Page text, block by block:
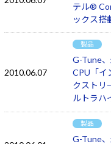
テル®
ックス搭
2010.06.07
製品
G-Tune
CPU「イ
クストリ
ルトラハ
製品
G-Tune